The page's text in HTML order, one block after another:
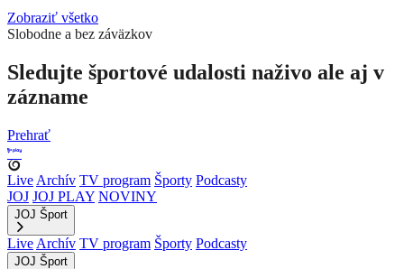
Zobraziť všetko
Slobodne a bez záväzkov
Sledujte športové udalosti naživo ale aj v
zázname
Prehrať
Live Archív TV program Športy Podcasty
JOJ JOJ PLAY NOVINY
JOJ Šport
Live Archív TV program Športy Podcasty
JOJ Šport